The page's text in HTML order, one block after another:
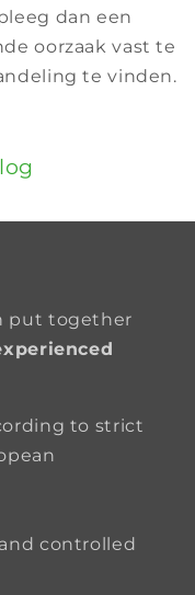
dan een
oorzaak vast te
te vinden.
put together
to strict
controlled